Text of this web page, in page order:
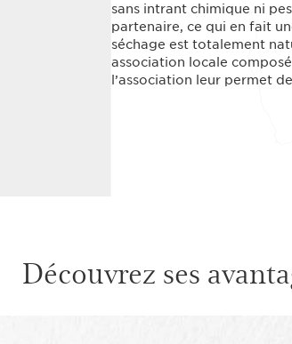
sans intrant chimique ni
partenaire, ce qui en fait
séchage est totalement
association locale
l’association leur permet
Découvrez ses